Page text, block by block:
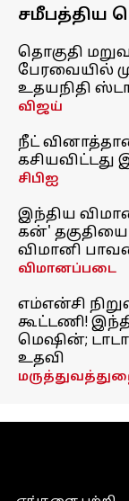
சமீபத்திய
தொகுதி
பேரவையில்
உதயநிதி
விஜய்
நீட்
கசியவிட்டது
சிபிஐ
இந்திய
கன்'
விமானி
விமானப்படை
எம்என்சி
கூட்டணி!
மெஷின்;
உதவி